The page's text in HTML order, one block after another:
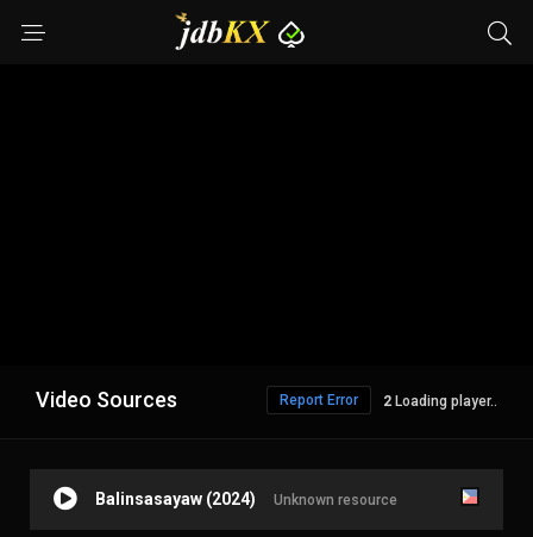
Video Sources 1 Loading player..
Report Error
Balinsasayaw (2024) Unknown resource